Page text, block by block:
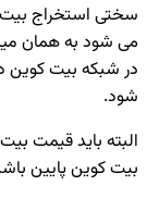
سختی استخراج بیت
می شود به همان
در شبکه بیت کوین
شود.
البته باید قیمت
بیت کوین پایین